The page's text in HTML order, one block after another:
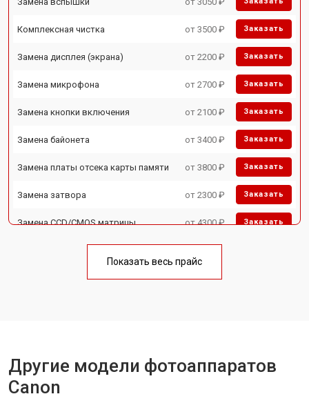
Комплексная чистка от 3500 ₽ Заказать
Замена дисплея (экрана) от 2200 ₽ Заказать
Замена микрофона от 2700 ₽ Заказать
Замена кнопки включения от 2100 ₽ Заказать
Замена байонета от 3400 ₽ Заказать
Замена платы отсека карты памяти от 3800 ₽ Заказать
Замена затвора от 2300 ₽ Заказать
Замена CCD/CMOS матрицы от 4300 ₽ Заказать
Чистка матрицы от 3100 ₽
Показать весь прайс
Другие модели фотоаппаратов
Canon